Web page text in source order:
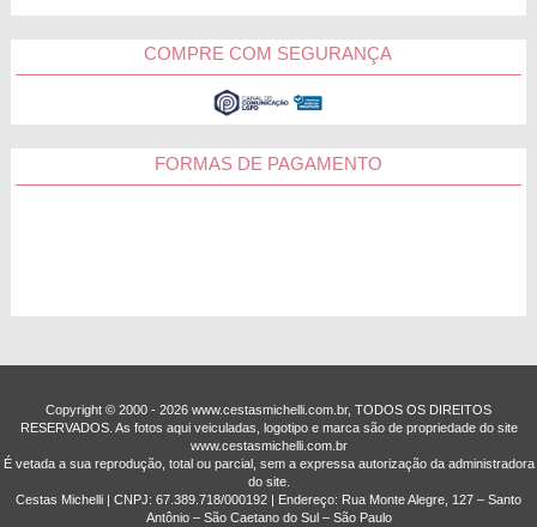
COMPRE COM SEGURANÇA
FORMAS DE PAGAMENTO
Copyright © 2000 - ­2026 www.cestasmichelli.com.br, TODOS OS DIREITOS
RESERVADOS. As fotos aqui veiculadas, logotipo e marca são de propriedade do site
www.cestasmichelli.com.br
É vetada a sua reprodução, total ou parcial, sem a expressa autorização da administradora
do site.
Cestas Michelli | CNPJ: 67.389.718/0001­92 | Endereço: Rua Monte Alegre, 127 – Santo
Antônio – São Caetano do Sul – São Paulo